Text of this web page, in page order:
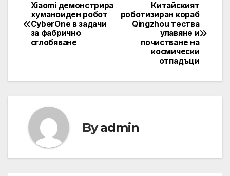
Post
navigation
Китайският
роботизиран кораб
Qingzhou тества
улавяне и
почистване на
космически
отпадъци
Xiaomi демонстрира
хуманоиден робот
CyberOne в задачи
за фабрично
сглобяване
Byadmin